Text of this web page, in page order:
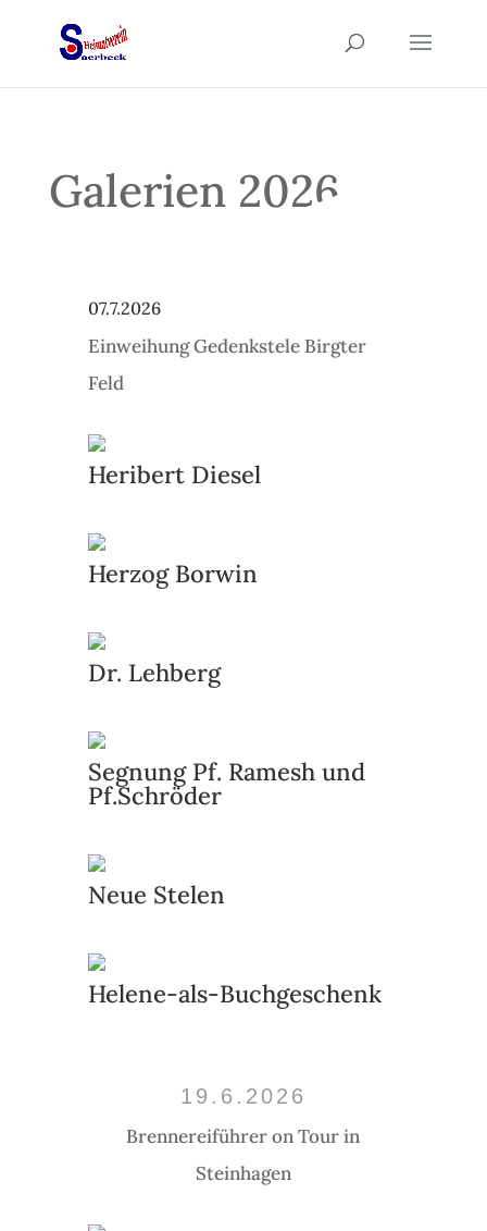
Galerien 2026
07.7.2026
Einweihung Gedenkstele Birgter
Feld
Heribert Diesel
Herzog Borwin
Dr. Lehberg
Segnung Pf. Ramesh und
Pf.Schröder
Neue Stelen
Helene-als-Buchgeschenk
19.6.2026
Brennereiführer on Tour in
Steinhagen